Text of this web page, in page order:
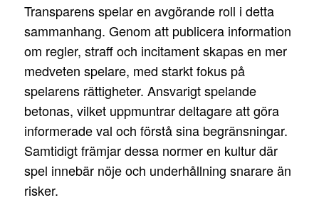
Transparens spelar en avgörande roll i detta
sammanhang. Genom att publicera information
om regler, straff och incitament skapas en mer
medveten spelare, med starkt fokus på
spelarens rättigheter. Ansvarigt spelande
betonas, vilket uppmuntrar deltagare att göra
informerade val och förstå sina begränsningar.
Samtidigt främjar dessa normer en kultur där
spel innebär nöje och underhållning snarare än
risker.